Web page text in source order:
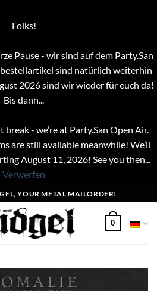
Folks!
Pause - wir sind auf dem Party.San
sind natürlich weiterhin
2026 sind wir wieder für euch da!
Bis dann...
- we’re at Party.San Open Air.
are still available meanwhile! We’ll
August 11, 2026! See you then...
Verwerfen
YOUR METAL MAILORDER!
0